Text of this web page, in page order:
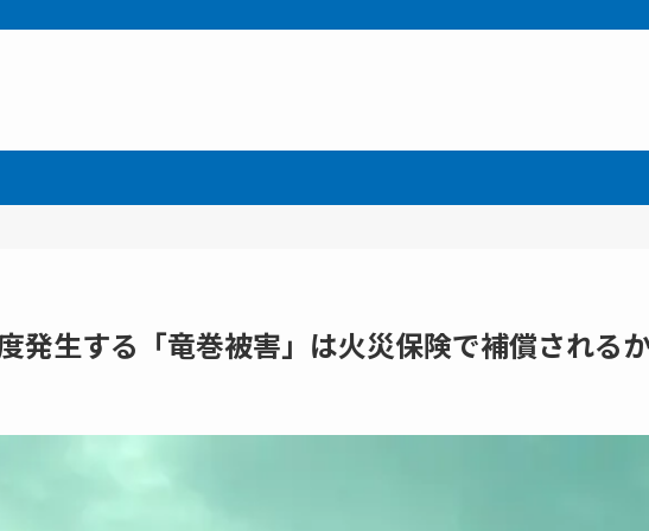
発生する「竜巻被害」は火災保険で補償される